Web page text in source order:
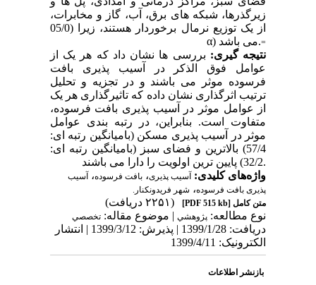
زیرگذرها، شبکه های برق، آب، گاز و مخابرات،
از یک توزیع نرمال برخوردار هستند، زیرا (05/0
=
α)
می باشد.
نتیجه گیری: بررسی ها نشان داد که هر یک از
عوامل فوق الذکر در آسیب پذیری بافت
فرسوده موثر می باشند و در تجزیه و تحلیل
ترتیب اثرگذاری نشان داده که تاثیرگذاری هر یک
از عوامل موثر در آسیب پذیری بافت فرسوده،
متفاوت است. بنابراین، در رتبه بندی عوامل
موثر در آسیب پذیری مسکن (بامیانگین رتبه ای:
57/4) بالاترین و فضای سبز (بامیانگین رتبه ای:
32/2) پایین ترین اولویت را دارا می باشند.
واژه‌های کلیدی:آسیب پذیری، بافت فرسوده،آسیب
پذیری بافت فرسوده، شهر فریدونکنار.
متن کامل [PDF 515 kb]
(۲۲۵۱ دریافت)
نوع مطالعه: پژوهشي| موضوع مقاله: تخصصي
دریافت: 1399/1/28 | پذیرش: 1399/3/12 | انتشار
الکترونیک: 1399/4/11
بازنشر اطلاعات